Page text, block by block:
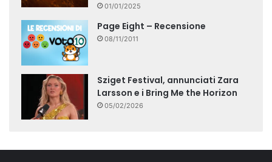
01/01/2025
Page Eight – Recensione
08/11/2011
Sziget Festival, annunciati Zara
Larsson e i Bring Me the Horizon
05/02/2026